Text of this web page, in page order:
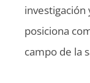
investigación
posiciona
campo de la